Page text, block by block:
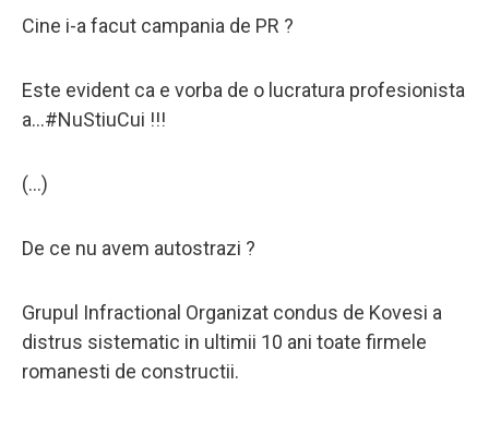
Cine i-a facut campania de PR ?
Este evident ca e vorba de o lucratura profesionista
a...#NuStiuCui !!!
(...)
De ce nu avem autostrazi ?
Grupul Infractional Organizat condus de Kovesi a
distrus sistematic in ultimii 10 ani toate firmele
romanesti de constructii.